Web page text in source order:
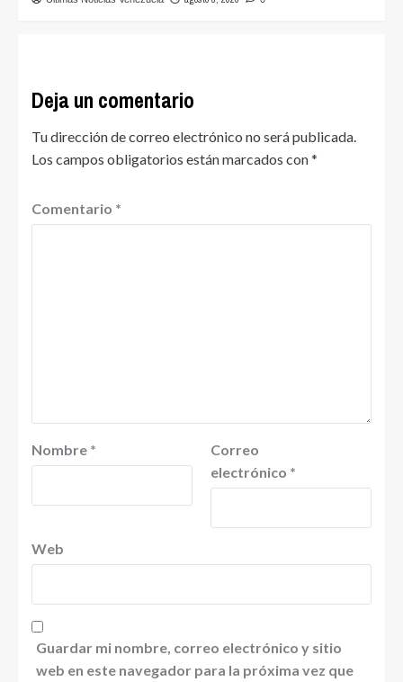
Deja un comentario
Tu dirección de correo electrónico no será publicada.
Los campos obligatorios están marcados con*
Comentario *
Nombre *
Correo
electrónico *
Web
Guardar mi nombre, correo electrónico y sitio
web en este navegador para la próxima vez que